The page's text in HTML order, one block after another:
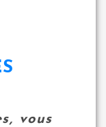
vous